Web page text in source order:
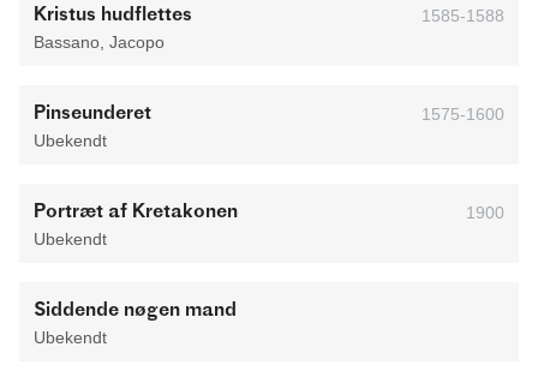
Kristus hudflettes
1585-1588
Bassano, Jacopo
Pinseunderet
1575-1600
Ubekendt
Portræt af Kretakonen
1900
Ubekendt
Siddende nøgen mand
Ubekendt